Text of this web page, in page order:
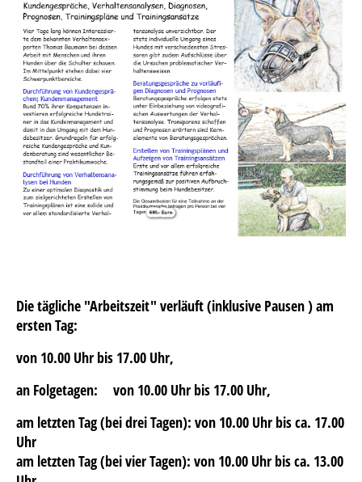
Die täg­li­che "Ar­beits­zeit" verläuft (in­klu­si­ve Pau­sen ) am
ers­ten Tag:
von 10.00 Uhr bis 17.00 Uhr,
an Fol­ge­ta­gen: von 10.00 Uhr bis 17.00 Uhr,
am letzten Tag (bei drei Tagen): von 10.00 Uhr bis ca. 17.00
Uhr
am letz­ten Tag (bei vier Tagen): von 10.00 Uhr bis ca. 13.00